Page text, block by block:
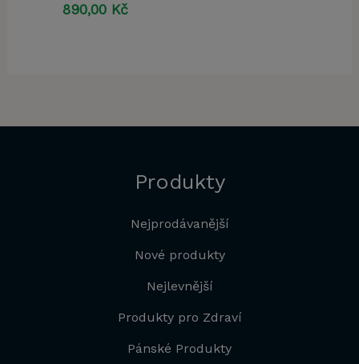
890,00 Kč
Produkty
Nejprodávanější
Nové produkty
Nejlevnější
Produkty pro Zdraví
Pánské Produkty